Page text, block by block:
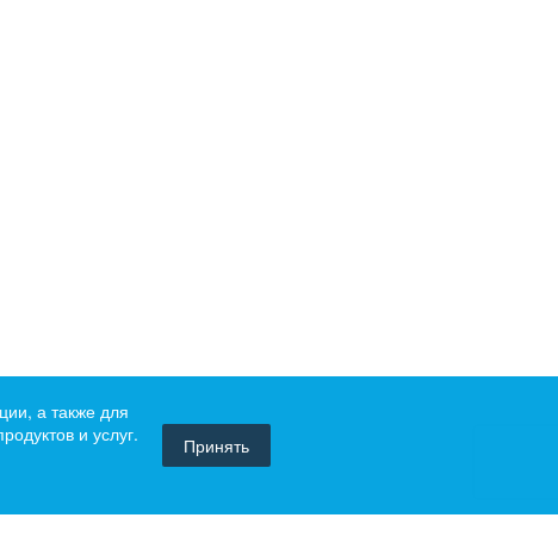
а также для
и услуг.
Принять